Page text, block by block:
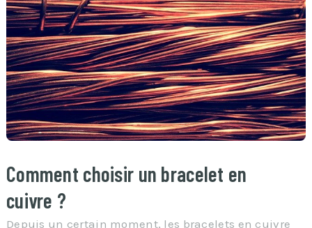
Comment choisir un bracelet en
cuivre ?
Depuis un certain moment, les bracelets en cuivre